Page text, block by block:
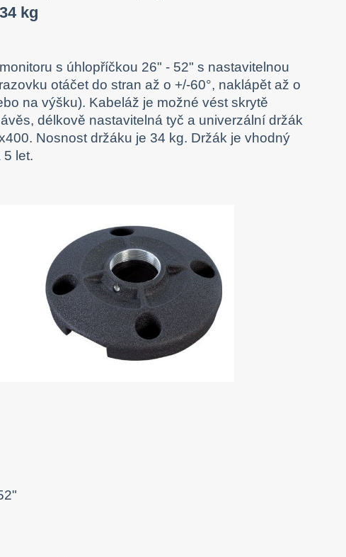
kg
s úhlopříčkou 26" - 52" s nastavitelnou
otáčet do stran až o +/-60°, naklápět až o
na výšku). Kabeláž je možné vést skrytě
délkově nastavitelná tyč a univerzální držák
Nosnost držáku je 34 kg. Držák je vhodný
let.